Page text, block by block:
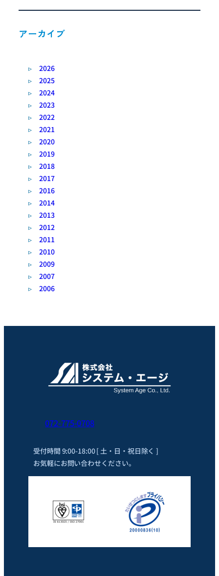
アーカイブ
2026
2025
2024
2023
2022
2021
2020
2019
2018
2017
2016
2014
2013
2012
2011
2010
2009
2007
2006
072-775-0708
受付時間 9:00-18:00 [ 土・日・祝日除く ]
お気軽にお問い合わせください。